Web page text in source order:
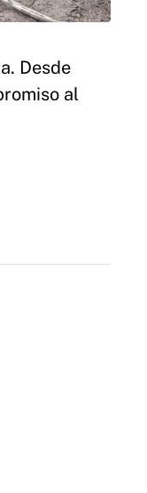
Desde
al